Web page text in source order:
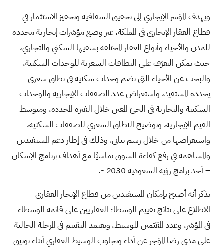
ويهدف المؤشر الإيجاري إلى تحقيق الشفافية وتحفيز الاستثمار في
قطاع العقار الإيجاري في المملكة، عبر وضع مؤشرات إيجارية محددة
للمدن والأحياء وأنواع العقار المختلفة بشقيها السكني والتجاري،
حيث يمكن التعرّف على النطاقات السعرية للوحدات السكنية،
والبحث عن الأحياء التي تضم وحدات سكنية في نطاق سعري
يحدده المستفيد، واستعراض عدد الصفقات الإيجارية والوحدات
السكنية والتجارية في الحيّ المعين خلال الفترة المحددة، ومتوسط
القيم الإيجارية، وتوضيح النطاق السعري للصفقات السكنية،
واستعراضها من خلال رسم بياني، وذلك في إطار دعم المستفيدين
والمساهمة في رفع كفاءة السوق تماشيًا مع أهداف برنامج الإسكان
– أحد برامج رؤية السعودية 2030 -.
يذكر أنه أصبح بإمكان المستفيدين من قطاع الإيجار العقاري
الاطلاع على نتائج تقييم الوسطاء العقاريين على قائمة الوسطاء
في المؤشر، وعدد المقيّمين للوسيط، ويعتمد التقييم في المرحلة الحالية
على مدى رضا المؤجر عن أداء وتجاوب الوسيط العقاري أثناء توثيق